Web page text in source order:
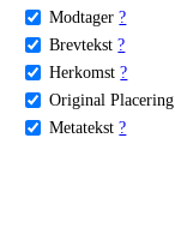
Modtager ?
Brevtekst ?
Herkomst ?
Original Placering
Metatekst ?